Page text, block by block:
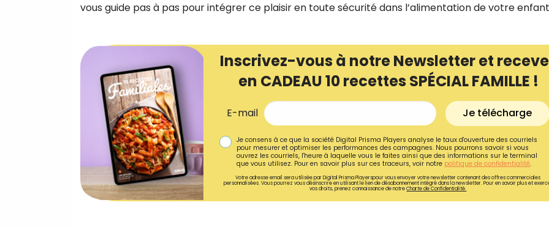
vous guide pas à pas pour intégrer ce plaisir en toute sécurité dans l’alimentation de votre
Inscrivez-vous à notre Newsletter et
en CADEAU 10 recettes SPÉCIAL FAMILLE !
E-mail Je télécharge
Je consens à ce que la société Digital Prisma Players analyse le taux d'ouverture des courriels
pour mesurer et optimiser les performances des campagnes. Nous pourrons savoir si vous
ouvrez les courriels, l'heure à laquelle vous le faites ainsi que des informations sur le terminal
que vous utilisez. Pour en savoir plus sur ces traceurs, voir notre politique de confidentialité.
Votre adresse email sera utilisée par Digital Prisma Playerspour vous envoyer votre newsletter contenant des offres commerciales
personnalisées. Vous pourrez vous désinscrire en utilisant le lien de désabonnement intégré dans la newsletter. Pour en savoir plus et
vos droits, prenez connaissance de notreCharte de Confidentialité.